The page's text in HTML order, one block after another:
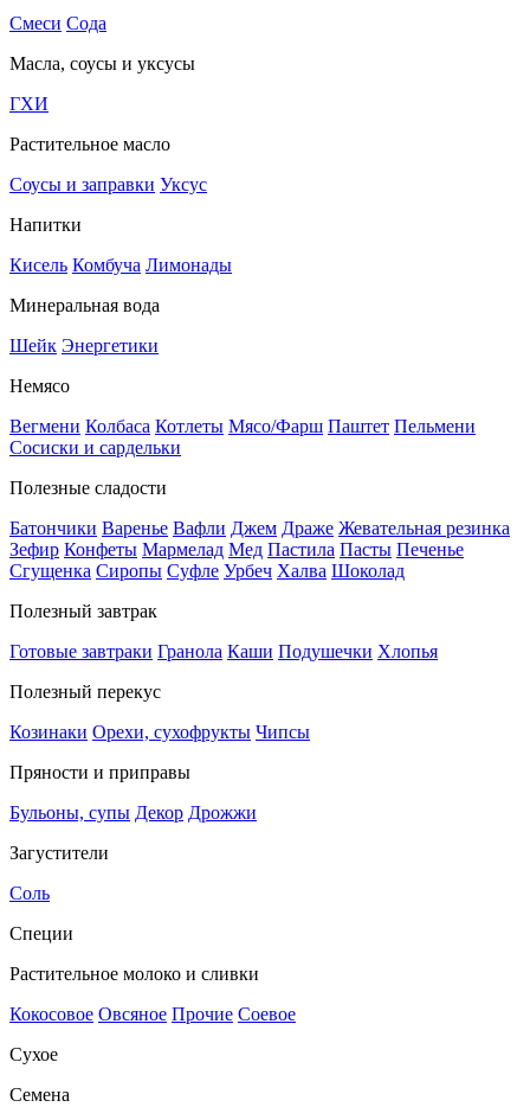
Смеси Сода
Масла, соусы и уксусы
ГХИ
Растительное масло
Соусы и заправки Уксус
Напитки
Кисель Комбуча Лимонады
Минеральная вода
Шейк Энергетики
Немясо
Вегмени Колбаса Котлеты Мясо/Фарш Паштет Пельмени
Сосиски и сардельки
Полезные сладости
Батончики Варенье Вафли Джем Драже Жевательная резинка
Зефир Конфеты Мармелад Мед Пастила Пасты Печенье
Сгущенка Сиропы Суфле Урбеч Халва Шоколад
Полезный завтрак
Готовые завтраки Гранола Каши Подушечки Хлопья
Полезный перекус
Козинаки Орехи, сухофрукты Чипсы
Пряности и приправы
Бульоны, супы Декор Дрожжи
Загустители
Соль
Специи
Растительное молоко и сливки
Кокосовое Овсяное Прочие Соевое
Сухое
Семена